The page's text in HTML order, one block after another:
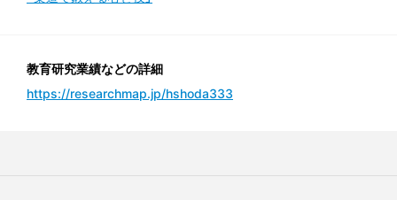
教育研究業績などの詳細
https://researchmap.jp/hshoda333